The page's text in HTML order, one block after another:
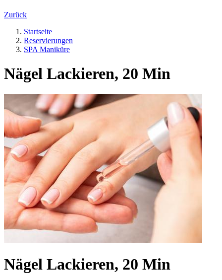
Zurück
Startseite
Reservierungen
SPA Maniküre
Nägel Lackieren, 20 Min
Nägel Lackieren, 20 Min